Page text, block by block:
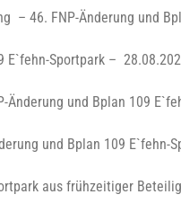
– 46. FNP-Änderung und
E`fehn-Sportpark –
Änderung und Bplan 109
und Bplan 109 E`fehn-
aus frühzeitiger